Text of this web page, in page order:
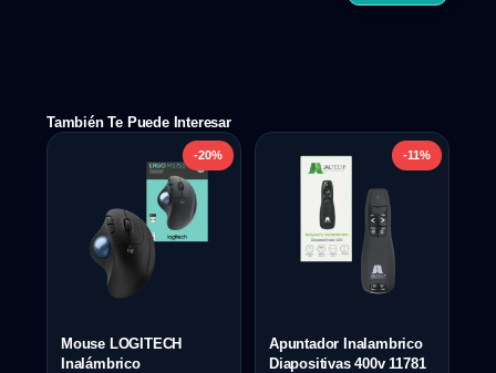
También Te Puede Interesar
-20%
Mouse LOGITECH
Inalámbrico
-11%
Apuntador Inalambrico
Diapositivas 400v 11781